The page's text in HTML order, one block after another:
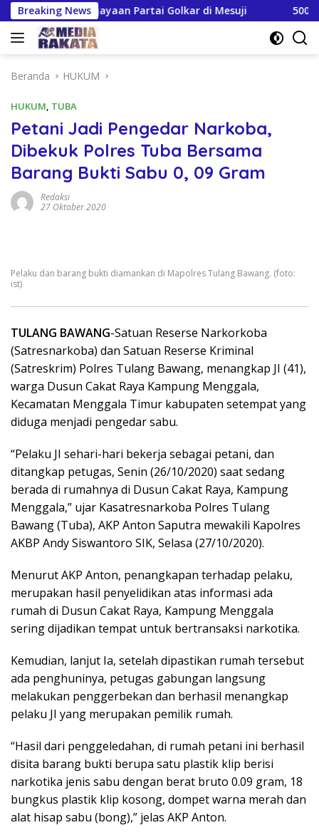
Langsung
ke
konten
Breaking News
Kejayaan Partai Golkar di Mesuji 5000
Beranda HUKUM
HUKUM, TUBA
Petani Jadi Pengedar Narkoba,
Dibekuk Polres Tuba Bersama
Barang Bukti Sabu 0, 09 Gram
Redaksi
27 Oktober 2020
Pelaku dan barang bukti diamankan di Mapolres Tulang Bawang. (foto:
ist)
TULANG BAWANG-Satuan Reserse Narkorkoba
(Satresnarkoba) dan Satuan Reserse Kriminal
(Satreskrim) Polres Tulang Bawang, menangkap JI (41),
warga Dusun Cakat Raya Kampung Menggala,
Kecamatan Menggala Timur kabupaten setempat yang
diduga menjadi pengedar sabu.
“Pelaku JI sehari-hari bekerja sebagai petani, dan
ditangkap petugas, Senin (26/10/2020) saat sedang
berada di rumahnya di Dusun Cakat Raya, Kampung
Menggala,” ujar Kasatresnarkoba Polres Tulang
Bawang (Tuba), AKP Anton Saputra mewakili Kapolres
AKBP Andy Siswantoro SIK, Selasa (27/10/2020).
Menurut AKP Anton, penangkapan terhadap pelaku,
merupakan hasil penyelidikan atas informasi ada
rumah di Dusun Cakat Raya, Kampung Menggala
sering dijadikan tempat untuk bertransaksi narkotika.
Kemudian, lanjut Ia, setelah dipastikan rumah tersebut
ada penghuninya, petugas gabungan langsung
melakukan penggerbekan dan berhasil menangkap
pelaku JI yang merupakan pemilik rumah.
“Hasil dari penggeledahan, di rumah petani ini berhasil
disita barang bukti berupa satu plastik klip berisi
narkotika jenis sabu dengan berat bruto 0.09 gram, 18
bungkus plastik klip kosong, dompet warna merah dan
alat hisap sabu (bong),” jelas AKP Anton.